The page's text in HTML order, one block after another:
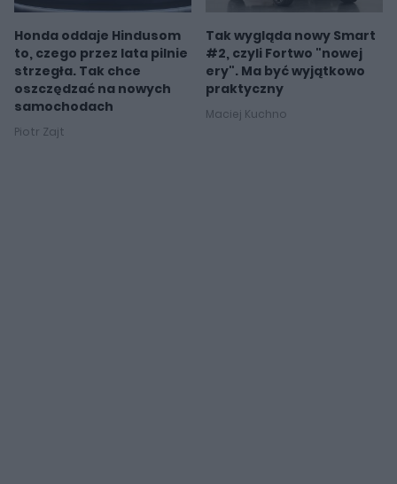
Honda oddaje Hindusom
to, czego przez lata pilnie
strzegła. Tak chce
oszczędzać na nowych
samochodach
Piotr Zajt
Tak wygląda nowy Smart
#2, czyli Fortwo "nowej
ery". Ma być wyjątkowo
praktyczny
Maciej Kuchno